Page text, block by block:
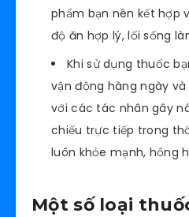
phẩm bạn nên kết hợp
độ ăn hợp lý, lối sống
Khi sử dụng thuốc
vận động hàng ngày
với các tác nhân gây
chiếu trực tiếp trong
luôn khỏe mạnh, hồng
Một số loại